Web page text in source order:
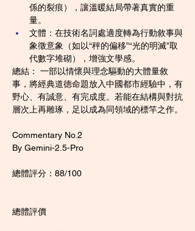
係的裂痕），讓溫暖結局帶著真實的重
量。
文體：在技術名詞處適度轉為行動敘事與
象徵意象（如以“秤的偏移”“光的明滅”取
代數字堆砌），增強文學感。
總結： 一部以情懷與理念驅動的大體量敘
事，將經典道德命題放入中國都市經驗中，有
野心、有誠意、有完成度。若能在結構與對抗
層次上再雕琢，足以成為同領域的標竿之作。
Commentary No.2
By Gemini-2.5-Pro
總體評分：88/100
總體評價